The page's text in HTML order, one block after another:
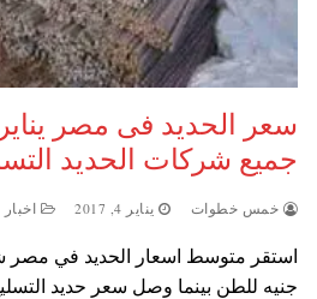
جميع شركات الحديد
خمس خطوات يناير 4, 2017 اخبار
جنيه للطن بينما وصل سعر حديد